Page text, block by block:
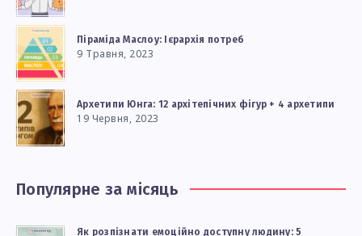
Піраміда Маслоу: Ієрархія потреб
9 Травня, 2023
Архетипи Юнга: 12 архітепічних фігур + 4 архетипи
19 Червня, 2023
Популярне за місяць
Як розпізнати емоційно доступну людину: 5